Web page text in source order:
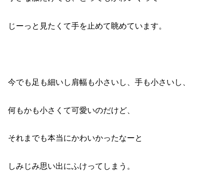
じーっと見たくて手を止めて眺めています。
今でも足も細いし肩幅も小さいし、手も小さいし、
何もかも小さくて可愛いのだけど、
それまでも本当にかわいかったなーと
しみじみ思い出にふけってしまう。